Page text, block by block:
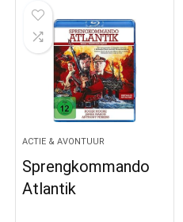
ACTIE & AVONTUUR
Sprengkommando
Atlantik